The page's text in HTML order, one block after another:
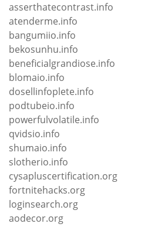
asserthatecontrast.info
atenderme.info
bangumiio.info
bekosunhu.info
beneficialgrandiose.info
blomaio.info
dosellinfoplete.info
podtubeio.info
powerfulvolatile.info
qvidsio.info
shumaio.info
slotherio.info
cysapluscertification.org
fortnitehacks.org
loginsearch.org
aodecor.org